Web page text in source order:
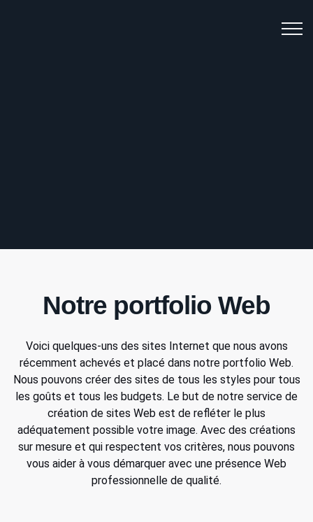
Notre portfolio Web
Voici quelques-uns des sites Internet que nous avons
récemment achevés et placé dans notre portfolio Web.
Nous pouvons créer des sites de tous les styles pour tous
les goûts et tous les budgets. Le but de notre service de
création de sites Web est de refléter le plus
adéquatement possible votre image. Avec des créations
sur mesure et qui respectent vos critères, nous pouvons
vous aider à vous démarquer avec une présence Web
professionnelle de qualité.